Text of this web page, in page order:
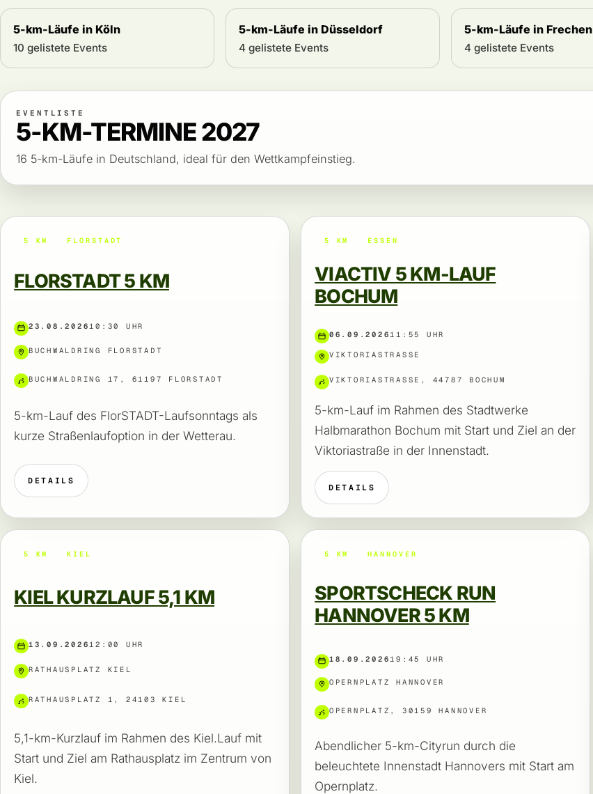
5-km-Läufe in Köln
10 gelistete Events
5-km-Läufe in Düsseldorf
4 gelistete Events
5-km-Läufe in Frechen
4 gelistete Events
EVENTLISTE
5-KM-TERMINE 2027
16 5-km-Läufe in Deutschland, ideal für den Wettkampfeinstieg.
5 KM FLORSTADT
FLORSTADT 5 KM
23.08.202610:30 UHR
BUCHWALDRING FLORSTADT
BUCHWALDRING 17, 61197 FLORSTADT
5-km-Lauf des FlorSTADT-Laufsonntags als
kurze Straßenlaufoption in der Wetterau.
DETAILS
5 KM ESSEN
VIACTIV 5 KM-LAUF
BOCHUM
06.09.202611:55 UHR
VIKTORIASTRASSE
VIKTORIASTRASSE, 44787 BOCHUM
5-km-Lauf im Rahmen des Stadtwerke
Halbmarathon Bochum mit Start und Ziel an der
Viktoriastraße in der Innenstadt.
DETAILS
5 KM KIEL
KIEL KURZLAUF 5,1 KM
13.09.202612:00 UHR
RATHAUSPLATZ KIEL
RATHAUSPLATZ 1, 24103 KIEL
5,1-km-Kurzlauf im Rahmen des Kiel.Lauf mit
Start und Ziel am Rathausplatz im Zentrum von
Kiel.
5 KM HANNOVER
SPORTSCHECK RUN
HANNOVER 5 KM
18.09.202619:45 UHR
OPERNPLATZ HANNOVER
OPERNPLATZ, 30159 HANNOVER
Abendlicher 5-km-Cityrun durch die
beleuchtete Innenstadt Hannovers mit Start am
Opernplatz.